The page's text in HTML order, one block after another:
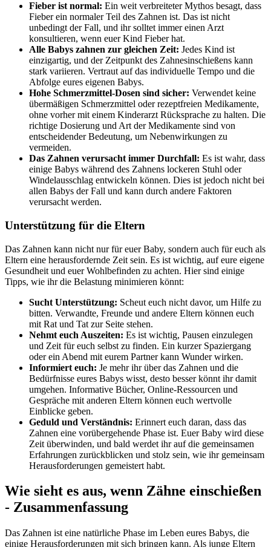
Fieber ist normal: Ein weit verbreiteter Mythos besagt, dass
Fieber ein normaler Teil des Zahnen ist. Das ist nicht
unbedingt der Fall, und ihr solltet immer einen Arzt
konsultieren, wenn euer Kind Fieber hat.
Alle Babys zahnen zur gleichen Zeit: Jedes Kind ist
einzigartig, und der Zeitpunkt des Zahnesinschießens kann
stark variieren. Vertraut auf das individuelle Tempo und die
Abfolge eures eigenen Babys.
Hohe Schmerzmittel-Dosen sind sicher: Verwendet keine
übermäßigen Schmerzmittel oder rezeptfreien Medikamente,
ohne vorher mit einem Kinderarzt Rücksprache zu halten. Die
richtige Dosierung und Art der Medikamente sind von
entscheidender Bedeutung, um Nebenwirkungen zu
vermeiden.
Das Zahnen verursacht immer Durchfall: Es ist wahr, dass
einige Babys während des Zahnens lockeren Stuhl oder
Windelausschlag entwickeln können. Dies ist jedoch nicht bei
allen Babys der Fall und kann durch andere Faktoren
verursacht werden.
Unterstützung für die Eltern
Das Zahnen kann nicht nur für euer Baby, sondern auch für euch als
Eltern eine herausfordernde Zeit sein. Es ist wichtig, auf eure eigene
Gesundheit und euer Wohlbefinden zu achten. Hier sind einige
Tipps, wie ihr die Belastung minimieren könnt:
Sucht Unterstützung: Scheut euch nicht davor, um Hilfe zu
bitten. Verwandte, Freunde und andere Eltern können euch
mit Rat und Tat zur Seite stehen.
Nehmt euch Auszeiten: Es ist wichtig, Pausen einzulegen
und Zeit für euch selbst zu finden. Ein kurzer Spaziergang
oder ein Abend mit eurem Partner kann Wunder wirken.
Informiert euch: Je mehr ihr über das Zahnen und die
Bedürfnisse eures Babys wisst, desto besser könnt ihr damit
umgehen. Informative Bücher, Online-Ressourcen und
Gespräche mit anderen Eltern können euch wertvolle
Einblicke geben.
Geduld und Verständnis: Erinnert euch daran, dass das
Zahnen eine vorübergehende Phase ist. Euer Baby wird diese
Zeit überwinden, und bald werdet ihr auf die gemeinsamen
Erfahrungen zurückblicken und stolz sein, wie ihr gemeinsam
Herausforderungen gemeistert habt.
Wie sieht es aus, wenn Zähne einschießen
- Zusammenfassung
Das Zahnen ist eine natürliche Phase im Leben eures Babys, die
einige Herausforderungen mit sich bringen kann. Als junge Eltern